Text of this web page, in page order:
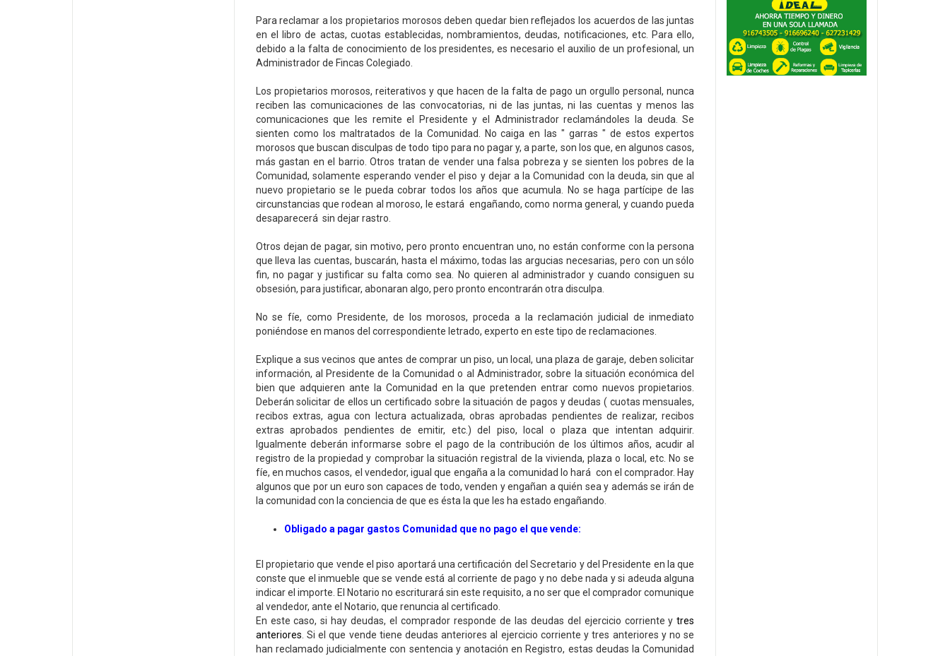
Para reclamar a los propietarios morosos deben quedar bien reflejados los acuerdos de las juntas
en el libro de actas, cuotas establecidas, nombramientos, deudas, notificaciones, etc. Para ello,
debido a la falta de conocimiento de los presidentes, es necesario el auxilio de un profesional, un
Administrador de Fincas Colegiado.
Los propietarios morosos, reiterativos y que hacen de la falta de pago un orgullo personal, nunca
reciben las comunicaciones de las convocatorias, ni de las juntas, ni las cuentas y menos las
comunicaciones que les remite el Presidente y el Administrador reclamándoles la deuda. Se
sienten como los maltratados de la Comunidad. No caiga en las " garras " de estos expertos
morosos que buscan disculpas de todo tipo para no pagar y, a parte, son los que, en algunos casos,
más gastan en el barrio. Otros tratan de vender una falsa pobreza y se sienten los pobres de la
Comunidad, solamente esperando vender el piso y dejar a la Comunidad con la deuda, sin que al
nuevo propietario se le pueda cobrar todos los años que acumula. No se haga partícipe de las
circunstancias que rodean al moroso, le estará engañando, como norma general, y cuando pueda
desaparecerá sin dejar rastro.
Otros dejan de pagar, sin motivo, pero pronto encuentran uno, no están conforme con la persona
que lleva las cuentas, buscarán, hasta el máximo, todas las argucias necesarias, pero con un sólo
fin, no pagar y justificar su falta como sea. No quieren al administrador y cuando consiguen su
obsesión, para justificar, abonaran algo, pero pronto encontrarán otra disculpa.
No se fíe, como Presidente, de los morosos, proceda a la reclamación judicial de inmediato
poniéndose en manos del correspondiente letrado, experto en este tipo de reclamaciones.
Explique a sus vecinos que antes de comprar un piso, un local, una plaza de garaje, deben solicitar
información, al Presidente de la Comunidad o al Administrador, sobre la situación económica del
bien que adquieren ante la Comunidad en la que pretenden entrar como nuevos propietarios.
Deberán solicitar de ellos un certificado sobre la situación de pagos y deudas ( cuotas mensuales,
recibos extras, agua con lectura actualizada, obras aprobadas pendientes de realizar, recibos
extras aprobados pendientes de emitir, etc.) del piso, local o plaza que intentan adquirir.
Igualmente deberán informarse sobre el pago de la contribución de los últimos años, acudir al
registro de la propiedad y comprobar la situación registral de la vivienda, plaza o local, etc. No se
fíe, en muchos casos, el vendedor, igual que engaña a la comunidad lo hará con el comprador. Hay
algunos que por un euro son capaces de todo, venden y engañan a quién sea y además se irán de
la comunidad con la conciencia de que es ésta la que les ha estado engañando.
Obligado a pagar gastos Comunidad que no pago el que vende:
El propietario que vende el piso aportará una certificación del Secretario y del Presidente en la que
conste que el inmueble que se vende está al corriente de pago y no debe nada y si adeuda alguna
indicar el importe. El Notario no escriturará sin este requisito, a no ser que el comprador comunique
al vendedor, ante el Notario, que renuncia al certificado.
En este caso, si hay deudas, el comprador responde de las deudas del ejercicio corriente y tres
anteriores . Si el que vende tiene deudas anteriores al ejercicio corriente y tres anteriores y no se
han reclamado judicialmente con sentencia y anotación en Registro, estas deudas la Comunidad